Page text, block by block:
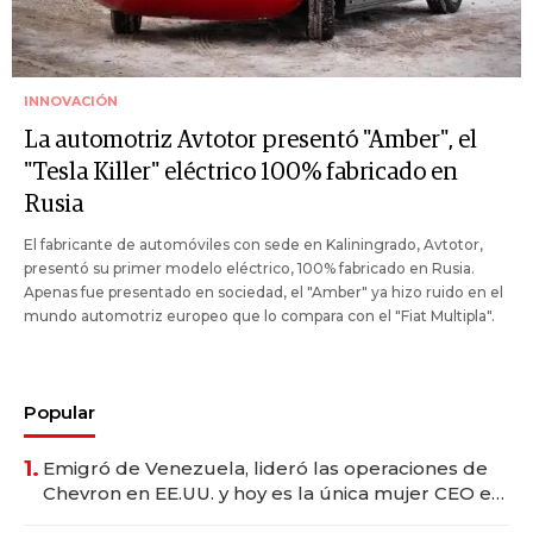
INNOVACIÓN
La automotriz Avtotor presentó "Amber", el
"Tesla Killer" eléctrico 100% fabricado en
Rusia
El fabricante de automóviles con sede en Kaliningrado, Avtotor,
presentó su primer modelo eléctrico, 100% fabricado en Rusia.
Apenas fue presentado en sociedad, el "Amber" ya hizo ruido en el
mundo automotriz europeo que lo compara con el "Fiat Multipla".
Popular
1. Emigró de Venezuela, lideró las operaciones de
Chevron en EE.UU. y hoy es la única mujer CEO en